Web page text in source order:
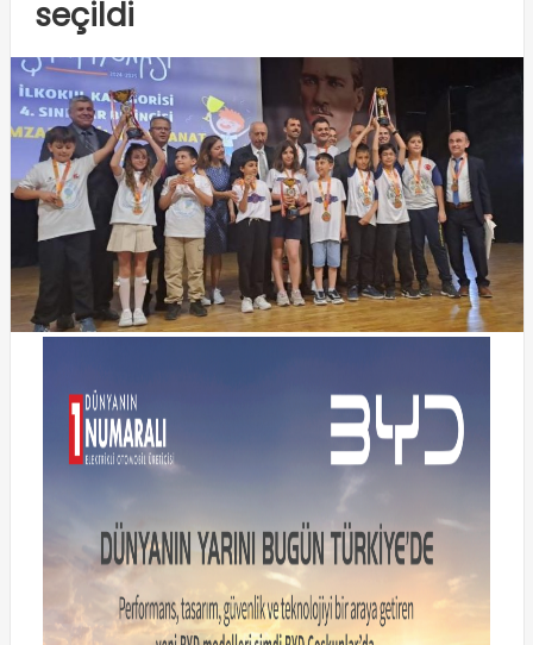
seçildi